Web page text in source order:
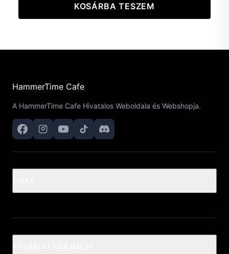
KOSÁRBA TESZEM
HammerTime Cafe
A HammerTime Cafe Hivatalos Weboldala és Webshopja.